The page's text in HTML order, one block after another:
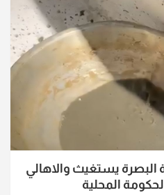
البصرة يستغيث والاهالي
المحلية